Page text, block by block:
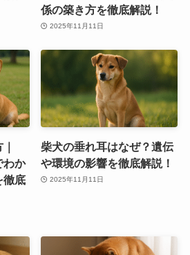
係の築き方を徹底解説！
2025年11月11日
わか
徹底
柴犬の垂れ耳はなぜ？遺伝
や環境の影響を徹底解説！
2025年11月11日